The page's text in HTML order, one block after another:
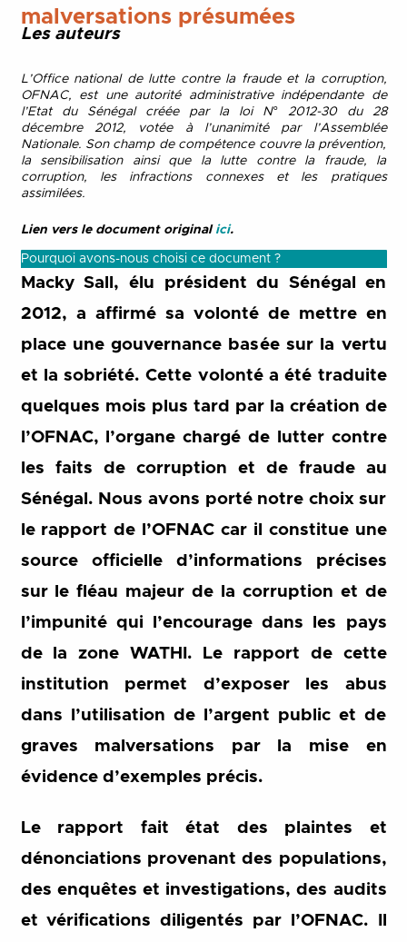
malversations présumées
Les auteurs
L’Office national de lutte contre la fraude et la corruption,
OFNAC, est une autorité administrative indépendante de
l’Etat du Sénégal créée par la loi N° 2012-30 du 28
décembre 2012, votée à l’unanimité par l’Assemblée
Nationale. Son champ de compétence couvre la prévention,
la sensibilisation ainsi que la lutte contre la fraude, la
corruption, les infractions connexes et les pratiques
assimilées.
Lien vers le document original ici.
Pourquoi avons-nous choisi ce document ?
Macky Sall, élu président du Sénégal en
2012, a affirmé sa volonté de mettre en
place une gouvernance basée sur la vertu
et la sobriété. Cette volonté a été traduite
quelques mois plus tard par la création de
l’OFNAC, l’organe chargé de lutter contre
les faits de corruption et de fraude au
Sénégal. Nous avons porté notre choix sur
le rapport de l’OFNAC car il constitue une
source officielle d’informations précises
sur le fléau majeur de la corruption et de
l’impunité qui l’encourage dans les pays
de la zone WATHI. Le rapport de cette
institution permet d’exposer les abus
dans l’utilisation de l’argent public et de
graves malversations par la mise en
évidence d’exemples précis.
Le rapport fait état des plaintes et
dénonciations provenant des populations,
des enquêtes et investigations, des audits
et vérifications diligentés par l’OFNAC. Il